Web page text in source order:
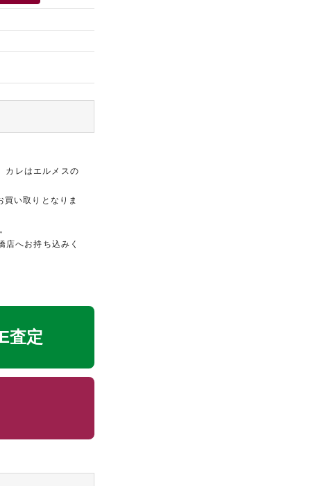
カレはエルメスの
い取りとなりま
へお持ち込みく
査定